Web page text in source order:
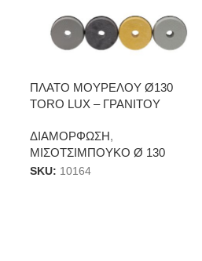
ΠΛΑΤΟ ΜΟΥΡΕΛΟΥ Ø130
TORO LUX – ΓΡΑΝΙΤΟΥ
ΔΙΑΜΟΡΦΩΣΗ,
ΜΙΣΟΤΣΙΜΠΟΥΚΟ Ø 130
SKU: 10164